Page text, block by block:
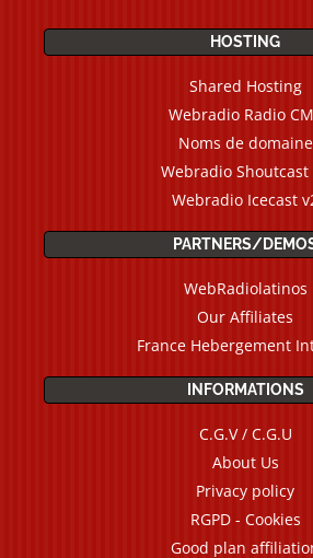
HOSTING
Shared Hosting
Webradio Radio
Noms de domaine
Webradio Shoutcast
Webradio Icecast
PARTNERS/
WebRadiolatinos
Our Affiliates
France Hebergement
INFORMATIONS
C.G.V / C.G.U
About Us
Privacy policy
RGPD - Cookies
Good plan